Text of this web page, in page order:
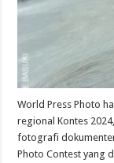
World Press Photo
regional Kontes
fotografi
Photo Contest yang